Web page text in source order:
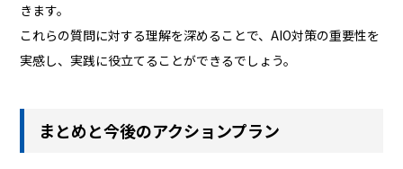
きます。
これらの質問に対する理解を深めることで、AIO対策の重要性を
実感し、実践に役立てることができるでしょう。
まとめと今後のアクションプラン